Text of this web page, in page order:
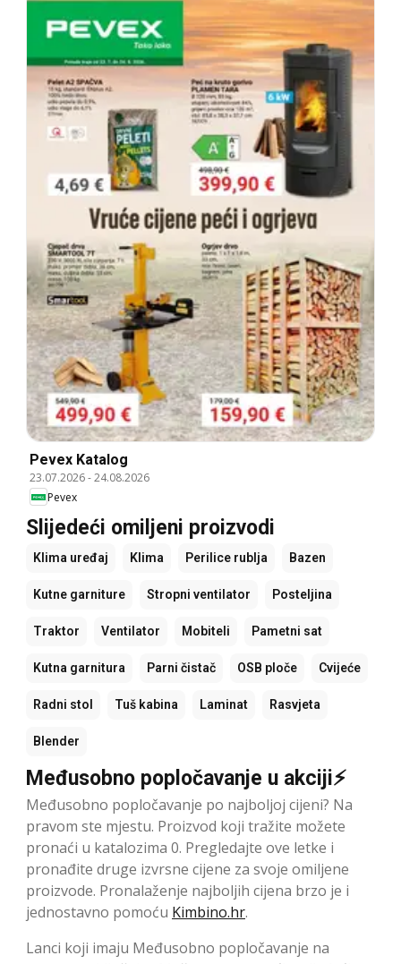
Pevex Katalog
23.07.2026-24.08.2026
Pevex
Slijedeći omiljeni proizvodi
Klima uređaj Klima Perilice rublja Bazen
Kutne garniture Stropni ventilator Posteljina
Traktor Ventilator Mobiteli Pametni sat
Kutna garnitura Parni čistač OSB ploče Cvijeće
Radni stol Tuš kabina Laminat Rasvjeta
Blender
Međusobno popločavanje u akciji⚡
Međusobno popločavanje po najboljoj cijeni? Na
pravom ste mjestu. Proizvod koji tražite možete
pronaći u katalozima 0. Pregledajte ove letke i
pronađite druge izvrsne cijene za svoje omiljene
proizvode. Pronalaženje najboljih cijena brzo je i
jednostavno pomoću Kimbino.hr.
Lanci koji imaju Međusobno popločavanje na